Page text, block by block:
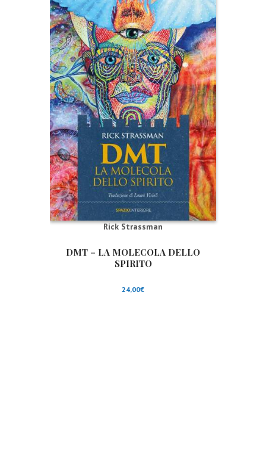
Rick Strassman
DMT – LA MOLECOLA DELLO
SPIRITO
24,00€